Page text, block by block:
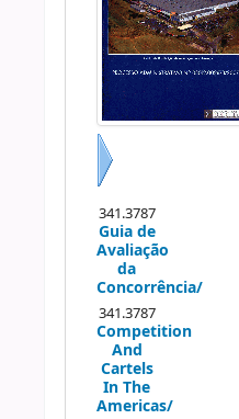
341.3787
Guia de
Avaliação
da
Concorrência/
341.3787
Competition
And
Cartels
In The
Americas/